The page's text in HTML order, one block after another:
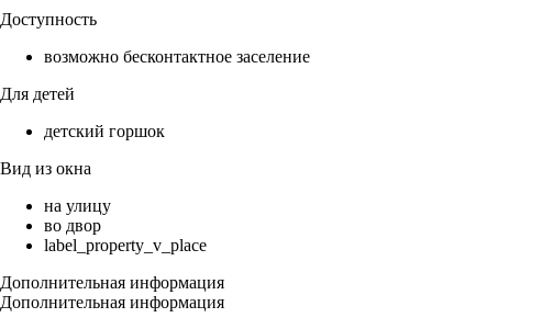
Доступность
возможно бесконтактное заселение
Для детей
детский горшок
Вид из окна
на улицу
во двор
label_property_v_place
Дополнительная информация
Дополнительная информация